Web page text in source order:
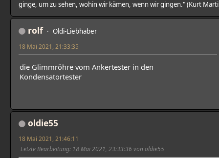
ginge, um zu sehen, wohin wir kämen, wenn wir gingen." (Kurt
rolf Oldi-Liebhaber
18 Mai 2021, 21:33:35
die Glimmröhre vom Ankertester in den
Kondensatortester
oldie55
18 Mai 2021, 21:46:11
Letzte Bearbeitung: 18 Mai 2021, 23:33:36 von oldie55